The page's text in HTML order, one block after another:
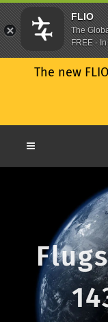
The new
FLIO
The
FREE -